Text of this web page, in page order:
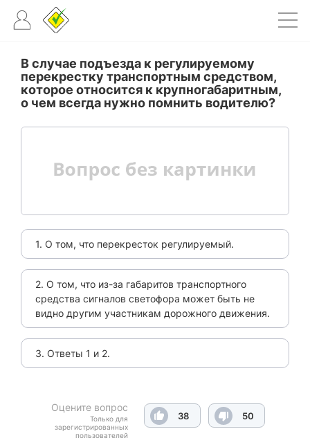
В случае подъезда к регулируемому
перекрестку транспортным средством,
которое относится к крупногабаритным,
о чем всегда нужно помнить водителю?
1. О том, что перекресток регулируемый.
2. О том, что из-за габаритов транспортного
средства сигналов светофора может быть не
видно другим участникам дорожного движения.
3. Ответы 1 и 2.
Оцените вопрос
Только для
зарегистрированных
пользователей
38 50